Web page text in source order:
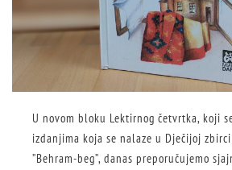
U novom bloku Lektirnog četvrtka, koji
izdanjima koja se nalaze u Dječijoj
”Behram-beg”, danas preporučujemo